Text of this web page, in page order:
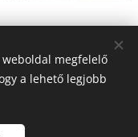
megfelelő
a lehető legjobb